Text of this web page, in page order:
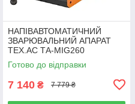
НАПІВАВТОМАТИЧНИЙ
ЗВАРЮВАЛЬНИЙ АПАРАТ
TEX.AC ТА-MIG260
Готово до відправки
7 140 ₴ 7 779 ₴